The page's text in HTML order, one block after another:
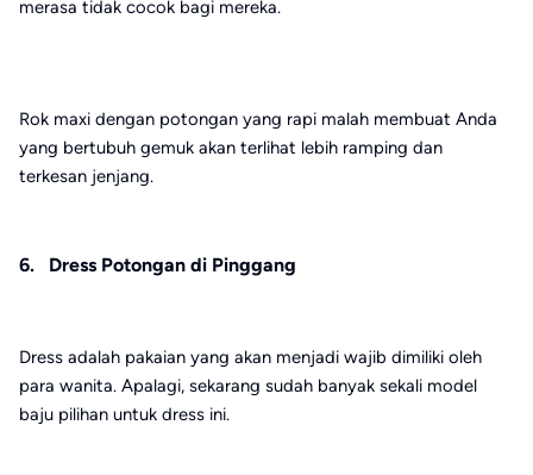
merasa tidak cocok bagi mereka.
Rok maxi dengan potongan yang rapi malah membuat Anda
yang bertubuh gemuk akan terlihat lebih ramping dan
terkesan jenjang.
6. Dress Potongan di Pinggang
Dress adalah pakaian yang akan menjadi wajib dimiliki oleh
para wanita. Apalagi, sekarang sudah banyak sekali model
baju pilihan untuk dress ini.